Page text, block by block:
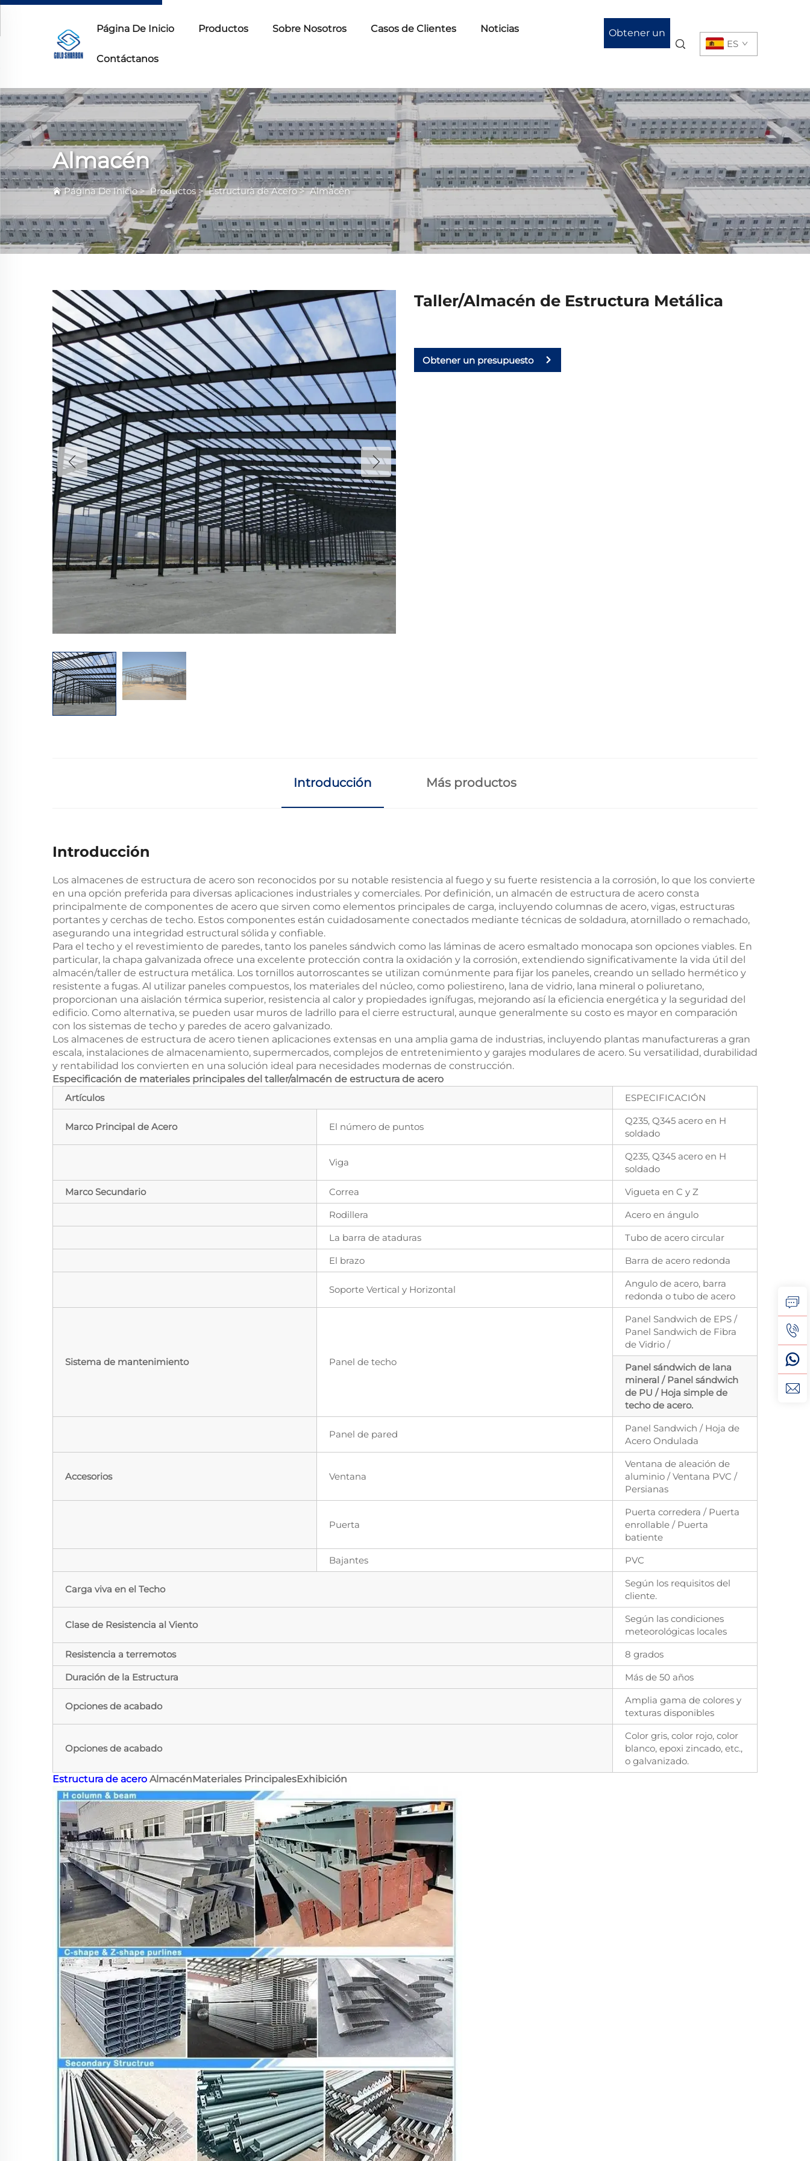
Página De Inicio Productos Sobre Nosotros Casos de Clientes Noticias
Contáctanos
Obtener un
ES
Almacén
Página De Inicio>Productos>Estructura de Acero>Almacén
Taller/Almacén de Estructura Metálica
Obtener un presupuesto
Introducción Más productos
Introducción
Los almacenes de estructura de acero son reconocidos por su notable resistencia al fuego y su fuerte resistencia a la corrosión, lo que los convierte
en una opción preferida para diversas aplicaciones industriales y comerciales. Por definición, un almacén de estructura de acero consta
principalmente de componentes de acero que sirven como elementos principales de carga, incluyendo columnas de acero, vigas, estructuras
portantes y cerchas de techo. Estos componentes están cuidadosamente conectados mediante técnicas de soldadura, atornillado o remachado,
asegurando una integridad estructural sólida y confiable.
Para el techo y el revestimiento de paredes, tanto los paneles sándwich como las láminas de acero esmaltado monocapa son opciones viables. En
particular, la chapa galvanizada ofrece una excelente protección contra la oxidación y la corrosión, extendiendo significativamente la vida útil del
almacén/taller de estructura metálica. Los tornillos autorroscantes se utilizan comúnmente para fijar los paneles, creando un sellado hermético y
resistente a fugas. Al utilizar paneles compuestos, los materiales del núcleo, como poliestireno, lana de vidrio, lana mineral o poliuretano,
proporcionan una aislación térmica superior, resistencia al calor y propiedades ignífugas, mejorando así la eficiencia energética y la seguridad del
edificio. Como alternativa, se pueden usar muros de ladrillo para el cierre estructural, aunque generalmente su costo es mayor en comparación
con los sistemas de techo y paredes de acero galvanizado.
Los almacenes de estructura de acero tienen aplicaciones extensas en una amplia gama de industrias, incluyendo plantas manufactureras a gran
escala, instalaciones de almacenamiento, supermercados, complejos de entretenimiento y garajes modulares de acero. Su versatilidad, durabilidad
y rentabilidad los convierten en una solución ideal para necesidades modernas de construcción.
Especificación de materiales principales del taller/almacén de estructura de acero
Artículos
ESPECIFICACIÓN
Marco Principal de Acero El número de puntos
Q235, Q345 acero en H
soldado
Viga
Q235, Q345 acero en H
soldado
Marco Secundario
Correa
Vigueta en C y Z
Rodillera
Acero en ángulo
La barra de ataduras
Tubo de acero circular
El brazo
Barra de acero redonda
Soporte Vertical y Horizontal
Angulo de acero, barra
redonda o tubo de acero
Sistema de mantenimiento Panel de techo
Panel Sandwich de EPS /
Panel Sandwich de Fibra
de Vidrio /
Panel sándwich de lana
mineral / Panel sándwich
de PU / Hoja simple de
techo de acero.
Panel de pared
Panel Sandwich / Hoja de
Acero Ondulada
Accesorios Ventana
Ventana de aleación de
aluminio / Ventana PVC /
Persianas
Puerta
Puerta corredera / Puerta
enrollable / Puerta
batiente
Bajantes
PVC
Carga viva en el Techo
Según los requisitos del
cliente.
Clase de Resistencia al Viento
Según las condiciones
meteorológicas locales
Resistencia a terremotos
8 grados
Duración de la Estructura
Más de 50 años
Opciones de acabado
Amplia gama de colores y
texturas disponibles
Opciones de acabado
Color gris, color rojo, color
blanco, epoxi zincado, etc.,
o galvanizado.
Estructura de acero AlmacénMateriales PrincipalesExhibición